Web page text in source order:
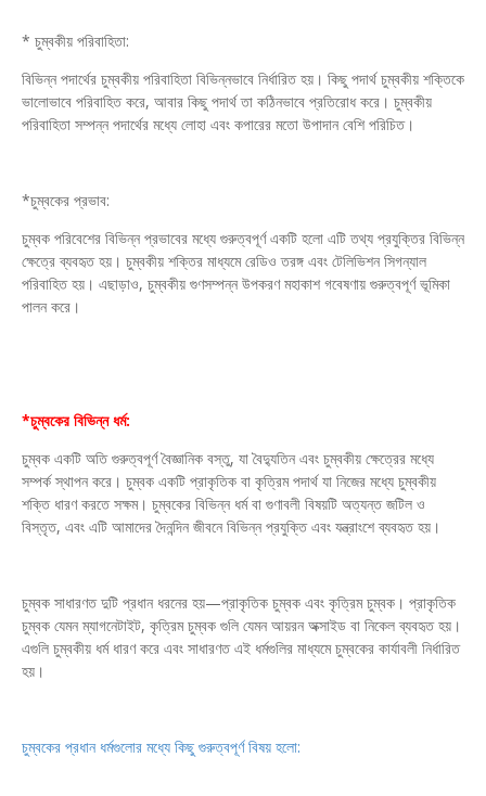
* চুম্বকীয় পরিবাহিতা:
বিভিন্ন পদার্থের চুম্বকীয় পরিবাহিতা বিভিন্নভাবে নির্ধারিত হয়। কিছু পদার্থ চুম্বকীয় শক্তিকে
ভালোভাবে পরিবাহিত করে, আবার কিছু পদার্থ তা কঠিনভাবে প্রতিরোধ করে। চুম্বকীয়
পরিবাহিতা সম্পন্ন পদার্থের মধ্যে লোহা এবং কপারের মতো উপাদান বেশি পরিচিত।
*চুম্বকের প্রভাব:
চুম্বক পরিবেশের বিভিন্ন প্রভাবের মধ্যে গুরুত্বপূর্ণ একটি হলো এটি তথ্য প্রযুক্তির বিভিন্ন
ক্ষেত্রে ব্যবহৃত হয়। চুম্বকীয় শক্তির মাধ্যমে রেডিও তরঙ্গ এবং টেলিভিশন সিগন্যাল
পরিবাহিত হয়। এছাড়াও, চুম্বকীয় গুণসম্পন্ন উপকরণ মহাকাশ গবেষণায় গুরুত্বপূর্ণ ভূমিকা
পালন করে।
*চুম্বকের বিভিন্ন ধর্ম:
চুম্বক একটি অতি গুরুত্বপূর্ণ বৈজ্ঞানিক বস্তু, যা বৈদ্যুতিন এবং চুম্বকীয় ক্ষেত্রের মধ্যে
সম্পর্ক স্থাপন করে। চুম্বক একটি প্রাকৃতিক বা কৃত্রিম পদার্থ যা নিজের মধ্যে চুম্বকীয়
শক্তি ধারণ করতে সক্ষম। চুম্বকের বিভিন্ন ধর্ম বা গুণাবলী বিষয়টি অত্যন্ত জটিল ও
বিস্তৃত, এবং এটি আমাদের দৈনন্দিন জীবনে বিভিন্ন প্রযুক্তি এবং যন্ত্রাংশে ব্যবহৃত হয়।
চুম্বক সাধারণত দুটি প্রধান ধরনের হয়—প্রাকৃতিক চুম্বক এবং কৃত্রিম চুম্বক। প্রাকৃতিক
চুম্বক যেমন ম্যাগনেটাইট, কৃত্রিম চুম্বক গুলি যেমন আয়রন অক্সাইড বা নিকেল ব্যবহৃত হয়।
এগুলি চুম্বকীয় ধর্ম ধারণ করে এবং সাধারণত এই ধর্মগুলির মাধ্যমে চুম্বকের কার্যাবলী নির্ধারিত
হয়।
চুম্বকের প্রধান ধর্মগুলোর মধ্যে কিছু গুরুত্বপূর্ণ বিষয় হলো: